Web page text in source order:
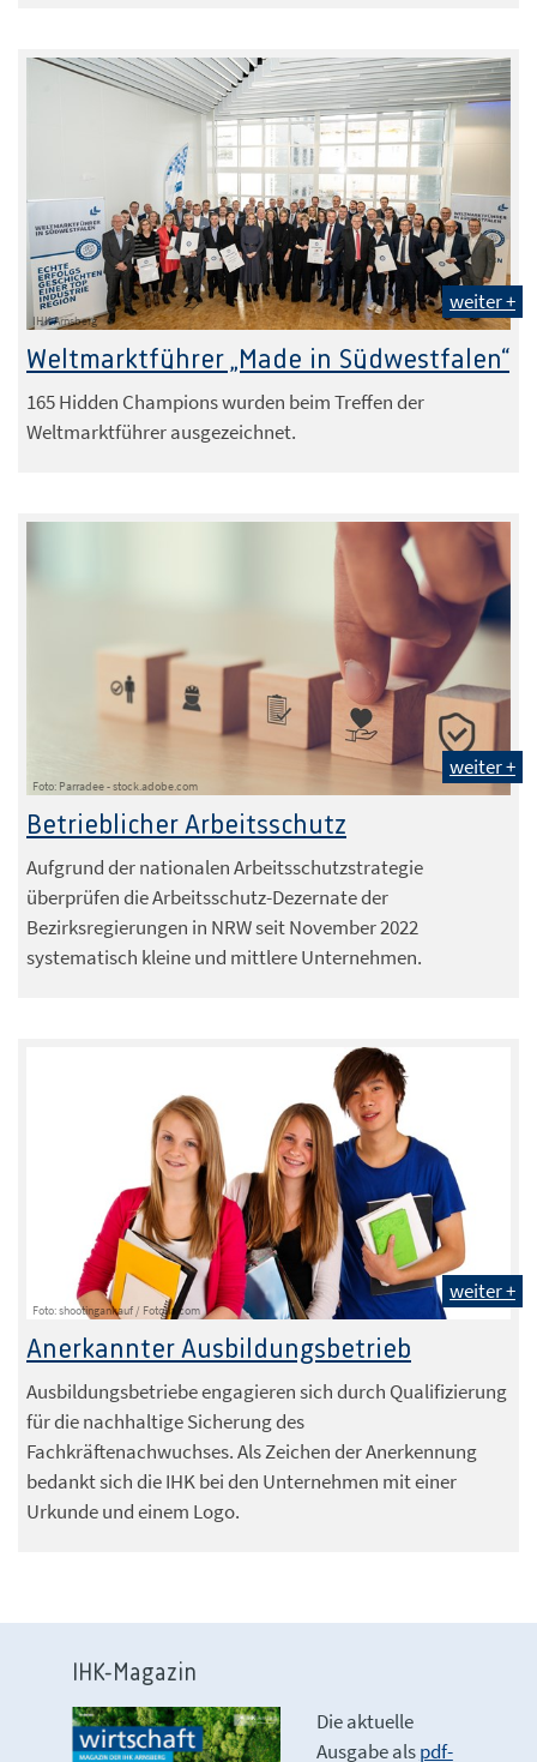
IHK Arnsberg
weiter +
Weltmarktführer „Made in Südwestfalen“
165 Hidden Champions wurden beim Treffen der
Weltmarktführer ausgezeichnet.
Foto: Parradee - stock.adobe.com
weiter +
Betrieblicher Arbeitsschutz
Aufgrund der nationalen Arbeitsschutzstrategie
überprüfen die Arbeitsschutz-Dezernate der
Bezirksregierungen in NRW seit November 2022
systematisch kleine und mittlere Unternehmen.
Foto: shootingankauf / Fotolia.com
weiter +
Anerkannter Ausbildungsbetrieb
Ausbildungsbetriebe engagieren sich durch Qualifizierung
für die nachhaltige Sicherung des
Fachkräftenachwuchses. Als Zeichen der Anerkennung
bedankt sich die IHK bei den Unternehmen mit einer
Urkunde und einem Logo.
IHK-Magazin
Die aktuelle
Ausgabe alspdf-